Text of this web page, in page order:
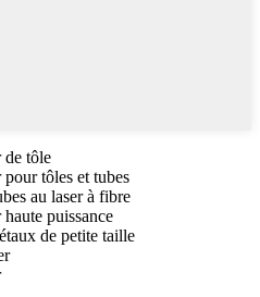
de tôle
tôles et tubes
au laser à fibre
puissance
de petite taille